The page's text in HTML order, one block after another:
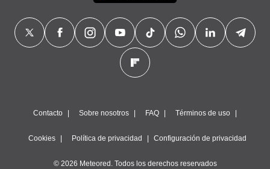
Contacto Sobre nosotros FAQ Términos de uso
Cookies Política de privacidad Configuración de privacidad
© 2026 Meteored. Todos los derechos reservados